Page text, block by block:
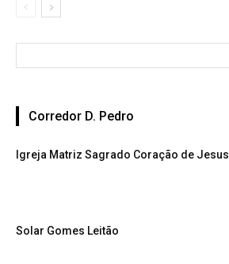
Corredor D. Pedro
Igreja Matriz Sagrado Coração de Jesus
Solar Gomes Leitão